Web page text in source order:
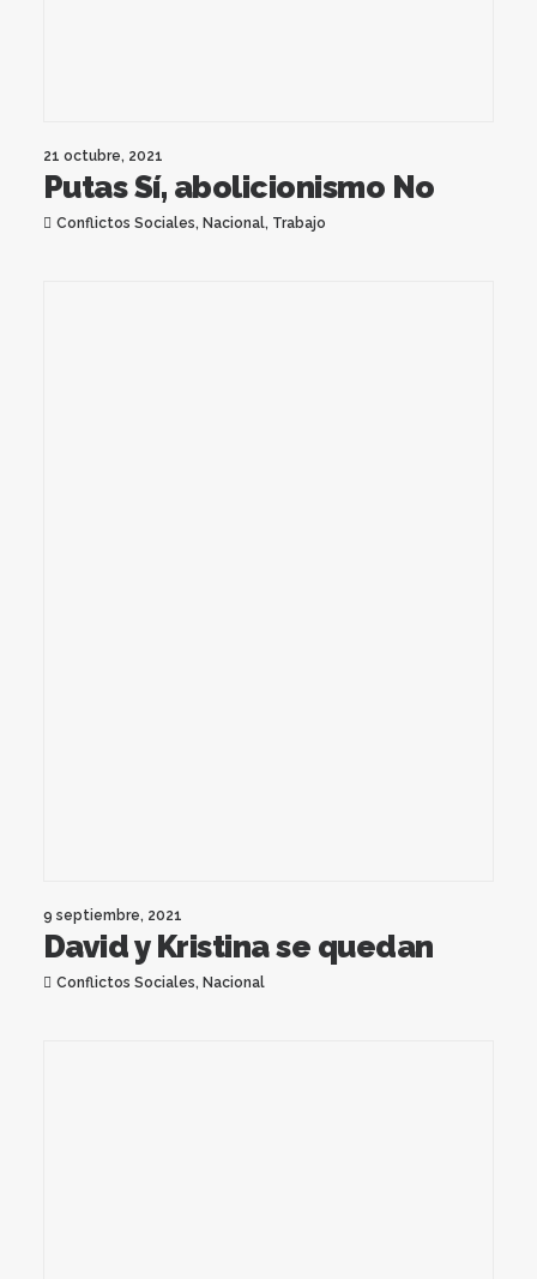
21 octubre, 2021
Putas Sí, abolicionismo No
Conflictos Sociales, Nacional, Trabajo
9 septiembre, 2021
David y Kristina se quedan
Conflictos Sociales, Nacional